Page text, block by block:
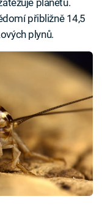
planetu.
přibližně 14,5
plynů.